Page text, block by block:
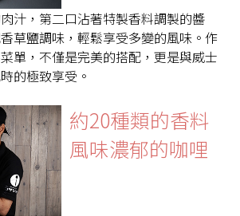
汁，第二口沾著特製香料調製的醬
草鹽調味，輕鬆享受多變的風味。作
單，不僅是完美的搭配，更是與威士
的極致享受。
約20種類的香料
風味濃郁的咖哩